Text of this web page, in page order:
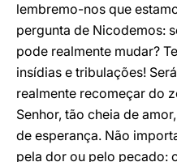
lembremo-nos que
pergunta de Nicodemos:
pode realmente mudar?
insídias e tribulações!
realmente recomeçar do
Senhor, tão cheia de
de esperança. Não
pela dor ou pelo pecado: